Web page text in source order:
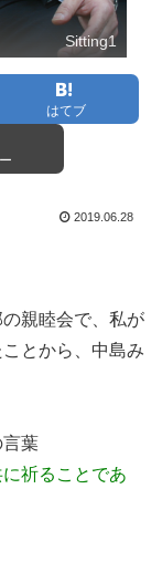
Sitting1
はてブ
2019.06.28
親睦会で、私が
とから、中島み
言葉
祈ることであ